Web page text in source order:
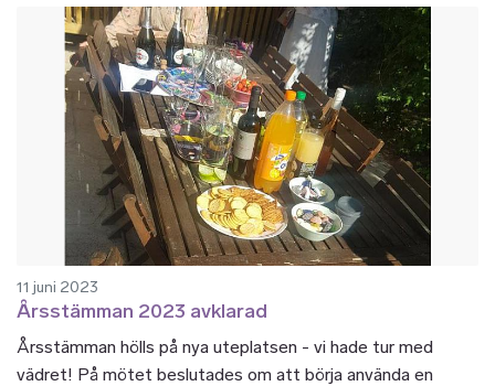
11 juni 2023
Årsstämman 2023 avklarad
Årsstämman hölls på nya uteplatsen - vi hade tur med
vädret! På mötet beslutades om att börja använda en